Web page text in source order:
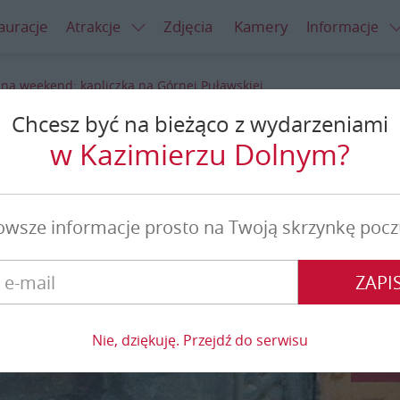
Atrakcje Zdjęcia Kamery Informacje
weekend: kapliczka na Górnej Puławskiej
na Górnej Puławskiej
Chcesz być na bieżąco z wydarzeniami
w Kazimierzu Dolnym?
informacje prosto na Twoją skrzynkę
Nie, dziękuję. Przejdź do serwisu